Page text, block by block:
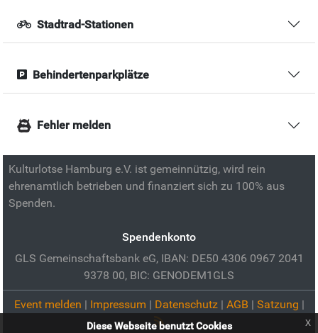
Stadtrad-Stationen
Behindertenparkplätze
Fehler melden
Kulturlotse Hamburg e.V. ist gemeinnützig, wird rein
ehrenamtlich betrieben und finanziert sich zu 100% aus
Spenden.
Spendenkonto
GLS Gemeinschaftsbank eG, IBAN: DE50 4306 0967 2041
9378 00, BIC: GENODEM1GLS
Event melden | Impressum | Datenschutz| AGB | Satzung |
Diese Webseite benutzt Cookies x